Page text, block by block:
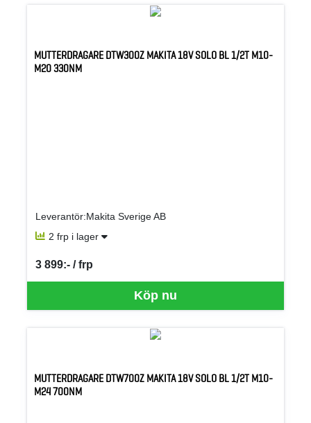
MUTTERDRAGARE DTW300Z MAKITA 18V SOLO BL 1/2T M10-
M20 330NM
Leverantör:Makita Sverige AB
2 frp i lager
Köp nu
3 899:- / frp
SEK per FRP
MUTTERDRAGARE DTW700Z MAKITA 18V SOLO BL 1/2T M10-
M24 700NM